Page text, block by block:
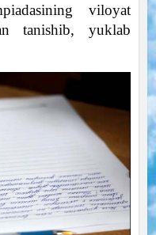
viloyat
tanishib, yuklab